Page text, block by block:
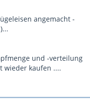
angemacht -
und -verteilung
wieder kaufen ....